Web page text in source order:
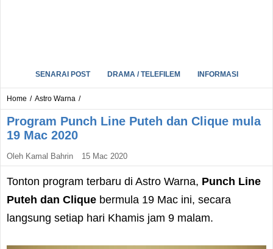
SENARAI POST DRAMA / TELEFILEM INFORMASI
Home / Astro Warna /
Program Punch Line Puteh dan Clique mula
19 Mac 2020
Oleh Kamal Bahrin 15 Mac 2020
Tonton program terbaru di Astro Warna, Punch Line
Puteh dan Clique bermula 19 Mac ini, secara
langsung setiap hari Khamis jam 9 malam.